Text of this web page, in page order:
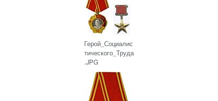
Герой_Социалис
тического_Труда
.JPG